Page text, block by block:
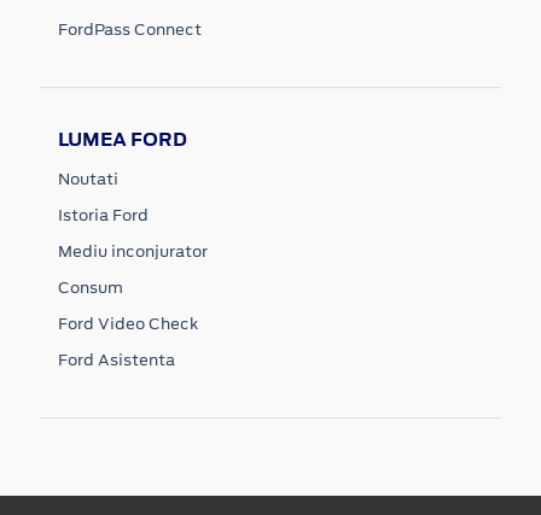
FordPass Connect
LUMEA FORD
Noutati
Istoria Ford
Mediu inconjurator
Consum
Ford Video Check
Ford Asistenta